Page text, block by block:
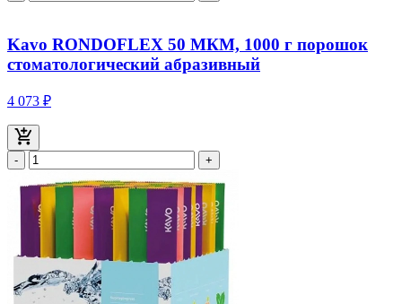
Kavo RONDOFLEX 50 МКМ, 1000 г порошок
стоматологический абразивный
4 073 ₽
- +